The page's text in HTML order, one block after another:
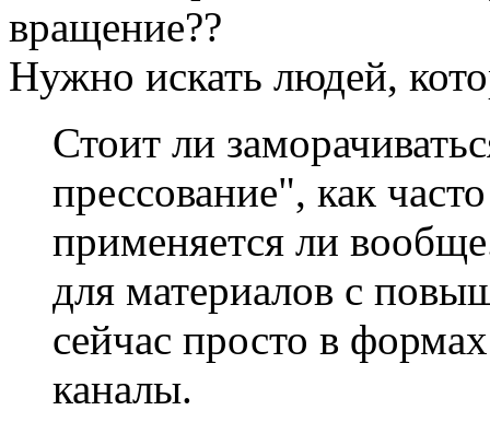
вращение??
Нужно искать людей,
Стоит ли
прессование", как
применяется ли
для материалов с
сейчас просто в
каналы.